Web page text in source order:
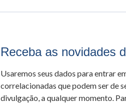
Receba as novidades
Usaremos seus dados para entrar
correlacionadas que podem ser de
divulgação, a qualquer momento.